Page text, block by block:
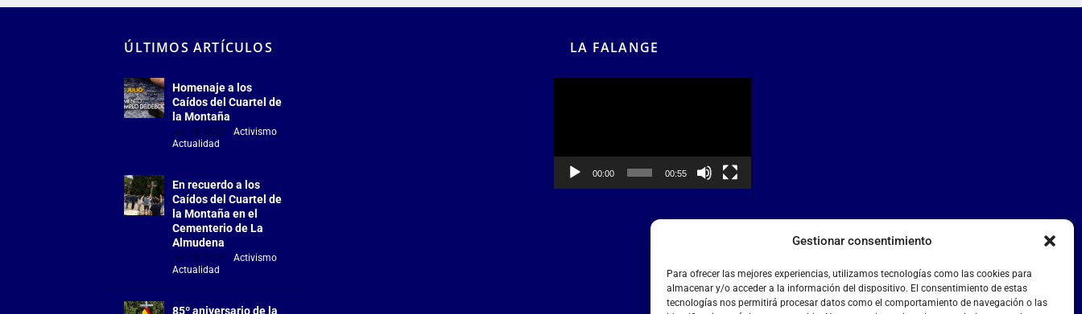
Gestionar consentimiento
Para ofrecer las mejores experiencias, utilizamos tecnologías como las cookies para
almacenar y/o acceder a la información del dispositivo. El consentimiento de estas
tecnologías nos permitirá procesar datos como el comportamiento de navegación o las
ÚLTIMOS ARTÍCULOS
Homenaje a los
Caídos del Cuartel de
la Montaña
Jul 18, 2026 |Activismo,
Actualidad
En recuerdo a los
Caídos del Cuartel de
la Montaña en el
Cementerio de La
Almudena
Jul 18, 2026 |Activismo,
Actualidad
85º aniversario de la
LA FALANGE
00:00 00:55